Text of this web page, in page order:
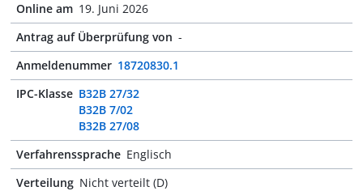
Online am 19. Juni 2026
Antrag auf Überprüfung von -
Anmeldenummer 18720830.1
IPC-Klasse B32B 27/32
B32B 7/02
B32B 27/08
Verfahrenssprache Englisch
Verteilung Nicht verteilt (D)